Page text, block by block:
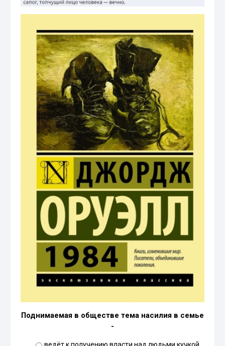
Поднимаемая в обществе тема насилия в семье
-
ведёт к получению власти над людьми кучкой